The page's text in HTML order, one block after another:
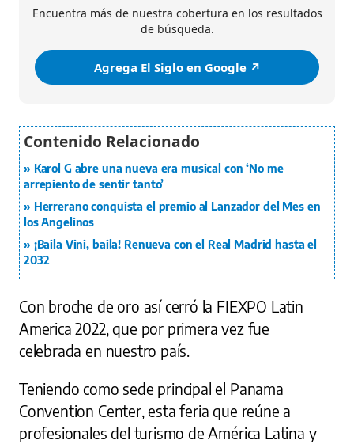
Encuentra más de nuestra cobertura en los resultados
de búsqueda.
Agrega El Siglo en Google ↗️
Karol G abre una nueva era musical con ‘No me
arrepiento de sentir tanto’
Herrerano conquista el premio al Lanzador del Mes en
los Angelinos
¡Baila Vini, baila! Renueva con el Real Madrid hasta el
2032
Con broche de oro así cerró la FIEXPO Latin
America 2022, que por primera vez fue
celebrada en nuestro país.
Teniendo como sede principal el Panama
Convention Center, esta feria que reúne a
profesionales del turismo de América Latina y